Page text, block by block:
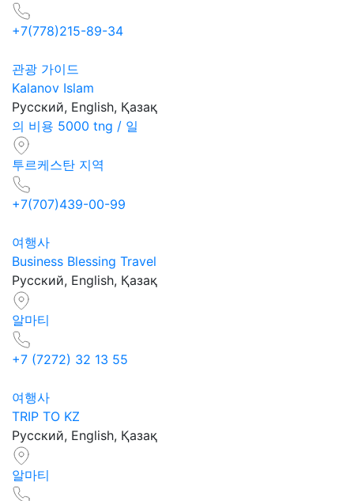
+7(778)215-89-34
관광 가이드
Kalanov Islam
Русский, English, Қазақ
의 비용 5000 tng / 일
투르케스탄 지역
+7(707)439-00-99
여행사
Business Blessing Travel
Русский, English, Қазақ
알마티
+7 (7272) 32 13 55
여행사
TRIP TO KZ
Русский, English, Қазақ
알마티